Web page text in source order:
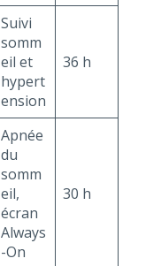
Suivi
somm
eil et
hypert
ension
36 h
Apnée
du
somm
eil,
écran
Always
-On
30 h